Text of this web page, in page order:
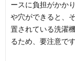
ースに負担がかか
や穴ができると、
置されている洗濯
るため、要注意です